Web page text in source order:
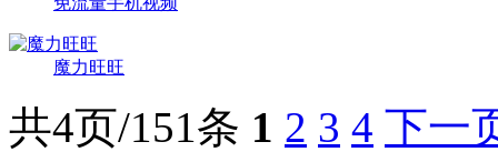
魔力旺旺
共4页/151条 1 2 3 4 下一